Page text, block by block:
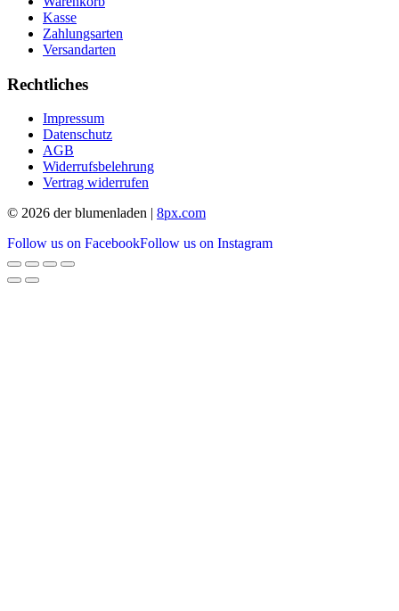
Kasse
Zahlungsarten
Versandarten
Rechtliches
Impressum
Datenschutz
AGB
Widerrufsbelehrung
Vertrag widerrufen
© 2026 der blumenladen | 8px.com
Follow us on FacebookFollow us on Instagram